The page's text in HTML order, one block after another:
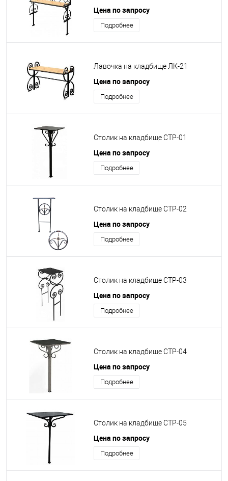
Цена по запросу
Подробнее
Лавочка на кладбище ЛК-21
Цена по запросу
Подробнее
Столик на кладбище СТР-01
Цена по запросу
Подробнее
Столик на кладбище СТР-02
Цена по запросу
Подробнее
Столик на кладбище СТР-03
Цена по запросу
Подробнее
Столик на кладбище СТР-04
Цена по запросу
Подробнее
Столик на кладбище СТР-05
Цена по запросу
Подробнее